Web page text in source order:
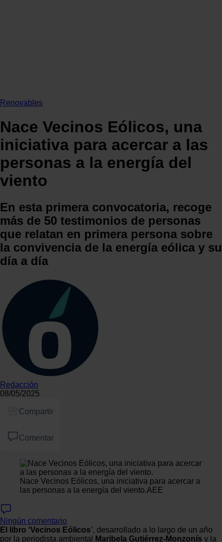
Renovables
Nace Vecinos Eólicos, una
iniciativa para acercar a las
personas a la energía del
viento
En esta primera convocatoria, recoge
más de 50 testimonios de personas
que relatan en primera persona sobre
la convivencia de la energía eólica y su
día a día
Redacción
08/05/2025
Compartir
Comentar
Nace Vecinos Eólicos, una iniciativa para acercar a
las personas a la energía del viento.AEE
Ningún comentario
El libro ‘Vecinos Eólicos’, desarrollado a lo largo de un año
por la periodista ambiental
Maribela Gutiérrez-Monzonís y la